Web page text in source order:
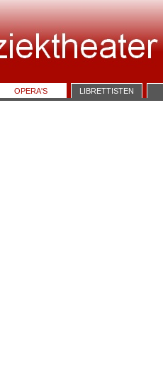
OPERA'S LIBRETTISTEN